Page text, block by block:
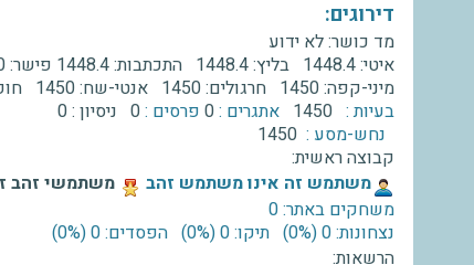
דירוגים:
מד כושר:לא ידוע
איטי:1448.4 בליץ:1448.4 התכתבות:1448.4 פישר:
מיני-קפה:1450 חרגולים:1450 אנטי-שח:1450
בעיות : 1450 אתגרים :0 פרסים :0 ניסיון :0
נחש-מסע : 1450
קבוצה ראשית:
‫משתמש זה אינו משתמש זהב‬
משתמשי זהב
משחקים באתר: 0
נצחונות: 0 ‫(0%)‬
תיקו: 0 ‫(0%)‬
הפסדים: 0 ‫(0%)‬
הרשאות: